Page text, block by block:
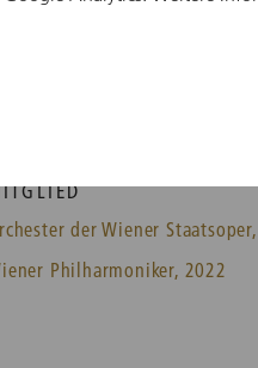
der Wiener
Philharmoniker, 2022